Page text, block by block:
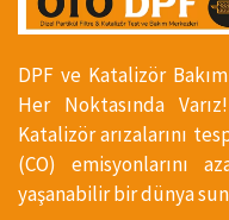
DPF ve Katalizör
Her Noktasında
Katalizör arızalarını
(CO) emisyonlarını
yaşanabilir bir dünya